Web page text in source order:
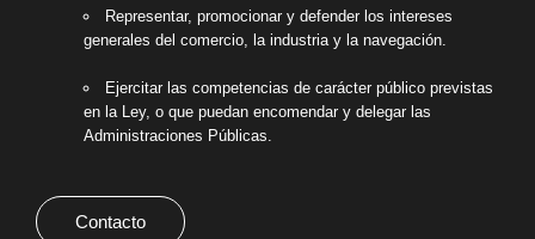
Representar, promocionar y defender los intereses
generales del comercio, la industria y la navegación.
Ejercitar las competencias de carácter público previstas
en la Ley, o que puedan encomendar y delegar las
Administraciones Públicas.
Contacto